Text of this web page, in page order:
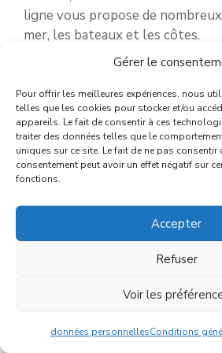
Gérer le
Pour offrir les meilleures expériences, nous
telles que les cookies pour stocker et/ou
appareils. Le fait de consentir à ces
traiter des données telles que le
uniques sur ce site. Le fait de ne pas consentir
consentement peut avoir un effet négatif sur
fonctions.
Accepter
Refuser
Voir les
données personnellesConditions
ligne vous propose de
mer, les bateaux et les côtes.
LA LIBRAIRIE
CGV
RETOURS ET REMBOURSEMENTS
PAIEMENT ET SÉCURITÉ
LIVRAISONS
CONTACTER MERS&BATEAUX
0 Produit -0,00€